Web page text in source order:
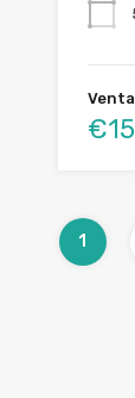
Venta
1